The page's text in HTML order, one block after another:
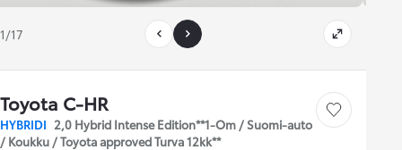
1/17
Toyota C-HR
HYBRIDI 2,0 Hybrid Intense Edition**1-Om / Suomi-auto
/ Koukku / Toyota approved Turva 12kk**
Tallenna auto